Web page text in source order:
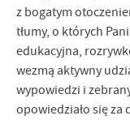
z bogatym
tłumy, o których
edukacyjna,
wezmą aktywny
wypowiedzi i
opowiedziało się